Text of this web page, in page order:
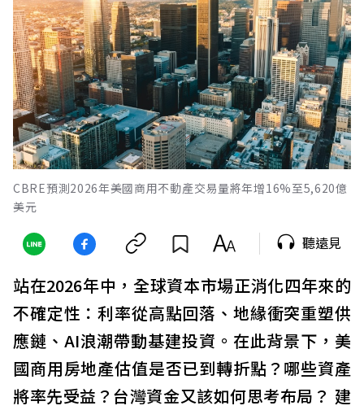
CBRE預測2026年美國商用不動產交易量將年增16%至5,620億
美元
聽遠見
站在2026年中，全球資本市場正消化四年來的
不確定性：利率從高點回落、地緣衝突重塑供
應鏈、AI浪潮帶動基建投資。在此背景下，美
國商用房地產估值是否已到轉折點？哪些資產
將率先受益？台灣資金又該如何思考布局？ 建